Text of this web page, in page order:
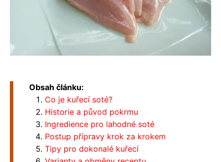
Obsah článku:
Co je kuřecí soté?
Historie a původ pokrmu
Ingredience pro lahodné soté
Postup přípravy krok za krokem
Tipy pro dokonalé kuřecí